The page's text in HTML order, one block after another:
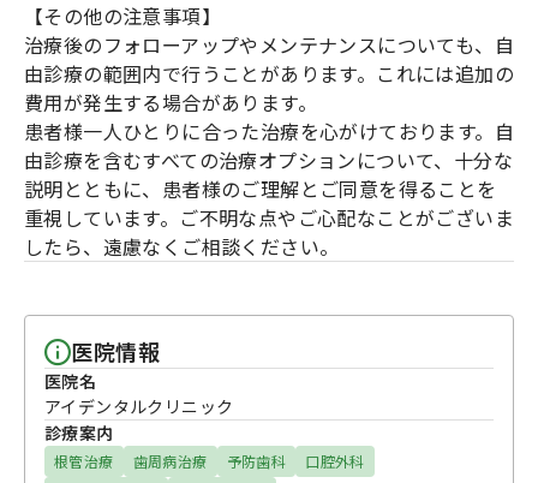
【その他の注意事項】
治療後のフォローアップやメンテナンスについても、自
由診療の範囲内で行うことがあります。これには追加の
費用が発生する場合があります。
患者様一人ひとりに合った治療を心がけております。自
由診療を含むすべての治療オプションについて、十分な
説明とともに、患者様のご理解とご同意を得ることを
重視しています。ご不明な点やご心配なことがございま
したら、遠慮なくご相談ください。
医院情報
医院名
アイデンタルクリニック
診療案内
根管治療 歯周病治療 予防歯科
口腔外科